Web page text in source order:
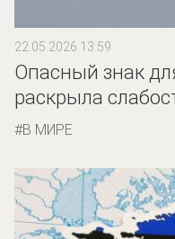
22.05.2026 13:59
Опасный знак
раскрыла
В МИРЕ